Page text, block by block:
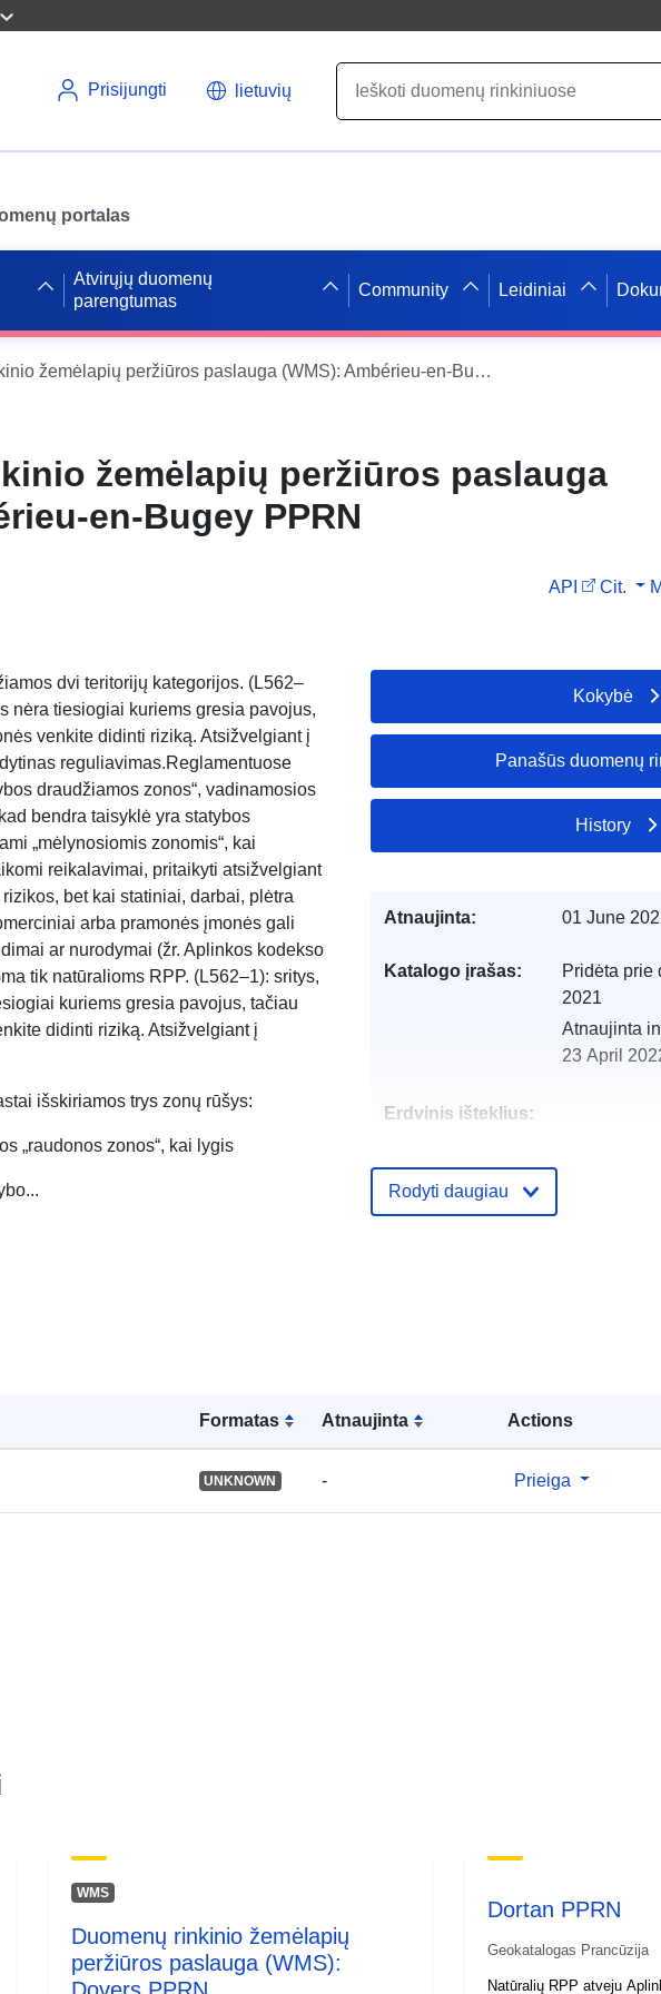
Prisijungti lietuvių
portalas
Atvirųjų duomenų
parengtumas
Community Leidiniai
Duomenų rinkinio žemėlapių peržiūros paslauga (WMS): Ambérieu-en-Bugey PPRN
žemėlapių peržiūros paslauga
en-Bugey PPRN
API Cit.
dvi teritorijų kategorijos. (L562–
nėra tiesiogiai kuriems gresia pavojus,
venkite didinti riziką. Atsižvelgiant į
reguliavimas.Reglamentuose
draudžiamos zonos“, vadinamosios
bendra taisyklė yra statybos
„mėlynosiomis zonomis“, kai
reikalavimai, pritaikyti atsižvelgiant
bet kai statiniai, darbai, plėtra
arba pramonės įmonės gali
ar nurodymai (žr. Aplinkos kodekso
tik natūralioms RPP. (L562–1): sritys,
kuriems gresia pavojus, tačiau
didinti riziką. Atsižvelgiant į
išskiriamos trys zonų rūšys:
„raudonos zonos“, kai lygis
Formatas Atnaujinta Actions
UNKNOWN - Prieiga
Kokybė
Panašūs duomenų
History
Atnaujinta: 01 June
Katalogo įrašas: Pridėta prie
2021
Atnaujinta
23 April
Erdvinis išteklius:
Identifikatoriai:
http://
codelist/
w
Rodyti daugiau
WMS
Duomenų rinkinio žemėlapių
peržiūros paslauga (WMS):
Dovers PPRN
Dortan PPRN
Geokatalogas Prancūzija
Natūralių RPP atveju